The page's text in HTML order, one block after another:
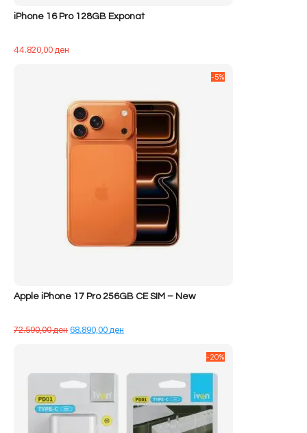
iPhone 16 Pro 128GB Exponat
44.820,00ден
Apple iPhone 17 Pro 256GB CE SIM – New
72.590,00денÇmimi
68.890,00ден
68.890,00 ден.
-5%
-20%